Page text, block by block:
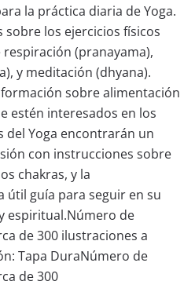
la práctica diaria de Yoga.
sobre los ejercicios físicos
respiración (pranayama),
y meditación (dhyana).
sobre alimentación
estén interesados en los
del Yoga encontrarán un
con instrucciones sobre
chakras, y la
útil guía para seguir en su
espiritual.Número de
de 300 ilustraciones a
Tapa DuraNúmero de
de 300